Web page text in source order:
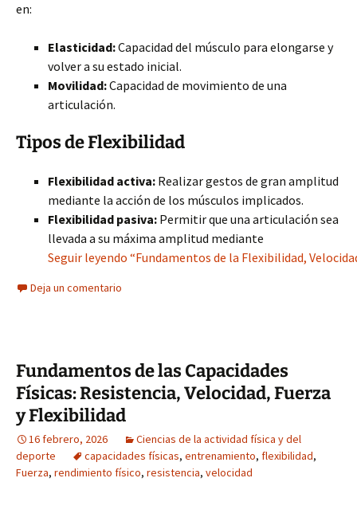
en:
Elasticidad:Capacidad del músculo para elongarse y
volver a su estado inicial.
Movilidad:Capacidad de movimiento de una
articulación.
Tipos de Flexibilidad
Flexibilidad activa: Realizar gestos de gran amplitud
mediante la acción de los músculos implicados.
Flexibilidad pasiva: Permitir que una articulación sea
llevada a su máxima amplitud mediante
Seguir leyendo “Fundamentos de la Flexibilidad,
Deja un comentario
Fundamentos de las Capacidades
Físicas: Resistencia, Velocidad, Fuerza
y Flexibilidad
16 febrero, 2026
Ciencias de la actividad física y del
deporte
capacidades físicas, entrenamiento, flexibilidad,
Fuerza, rendimiento físico, resistencia, velocidad